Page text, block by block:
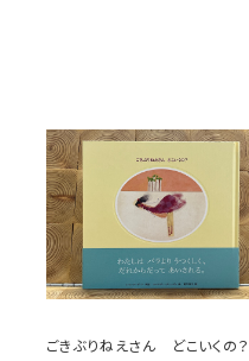
ごきぶりねえさん どこいくの？